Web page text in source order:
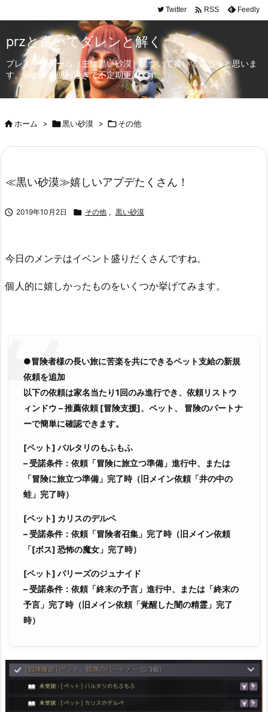
Twitter  RSS Feedly
przと書いてダレンと解く
プレイ中のゲーム（主に黒い砂漠）について書いていこうと思いま
す。twitterが便利過ぎて不定期更新です。
ホーム > 黒い砂漠 > その他
≪黒い砂漠≫嬉しいアプデたくさん！
 2019年10月2日  その他 , 黒い砂漠
今日のメンテはイベント盛りだくさんですね。
個人的に嬉しかったものをいくつか挙げてみます。
●冒険者様の長い旅に苦楽を共にできるペット支給の新規
依頼を追加
以下の依頼は家名当たり1回のみ進行でき、依頼リストウ
ィンドウ – 推薦依頼 [冒険支援]、ペット、 冒険のパートナ
ーで簡単に確認できます。
[ペット] バルタリのもふもふ
– 受諾条件：依頼「冒険に旅立つ準備」進行中、または
「冒険に旅立つ準備」完了時（旧メイン依頼「井の中の
蛙」完了時）
[ペット] カリスのデルペ
– 受諾条件：依頼「冒険者召集」完了時（旧メイン依頼
「[ボス] 恐怖の魔女」完了時）
[ペット] バリーズのジュナイド
– 受諾条件：依頼「終末の予言」進行中、または「終末の
予言」完了時（旧メイン依頼「覚醒した闇の精霊」完了
時）